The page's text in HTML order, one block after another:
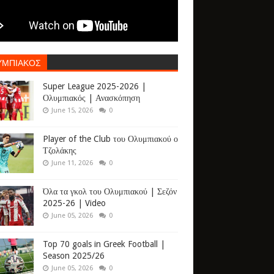
Super League 2025-2026 |
Ολυμπιακός | Ανασκόπηση
June 15, 2026 0
Player of the Club του Ολυμπιακού ο
Τζολάκης
June 11, 2026 0
Όλα τα γκολ του Ολυμπιακού | Σεζόν
2025-26 | Video
June 05, 2026 0
Top 70 goals in Greek Football |
Season 2025/26
June 05, 2026 0